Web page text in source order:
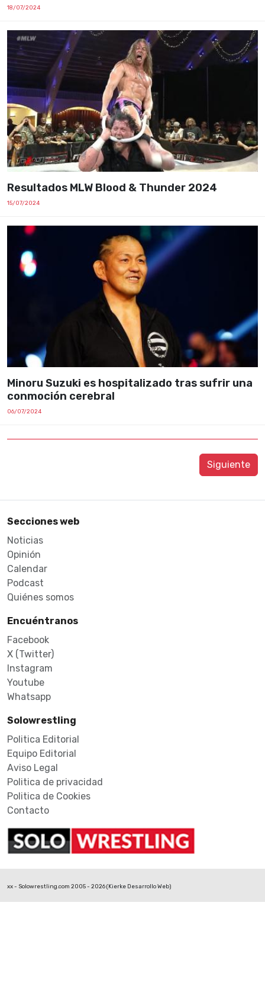
18/07/2024
Resultados MLW Blood & Thunder 2024
15/07/2024
Minoru Suzuki es hospitalizado tras sufrir una
conmoción cerebral
06/07/2024
Siguiente
Secciones web
Noticias
Opinión
Calendar
Podcast
Quiénes somos
Encuéntranos
Facebook
X (Twitter)
Instagram
Youtube
Whatsapp
Solowrestling
Politica Editorial
Equipo Editorial
Aviso Legal
Politica de privacidad
Politica de Cookies
Contacto
xx - Solowrestling.com 2005 - 2026 (Kierke Desarrollo Web)